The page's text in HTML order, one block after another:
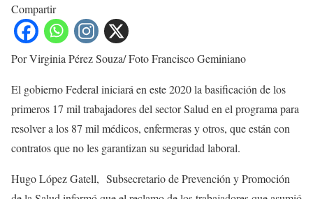
Compartir
Por Virginia Pérez Souza/ Foto Francisco Geminiano
El gobierno Federal iniciará en este 2020 la basificación de los
primeros 17 mil trabajadores del sector Salud en el programa para
resolver a los 87 mil médicos, enfermeras y otros, que están con
contratos que no les garantizan su seguridad laboral.
Hugo López Gatell, Subsecretario de Prevención y Promoción